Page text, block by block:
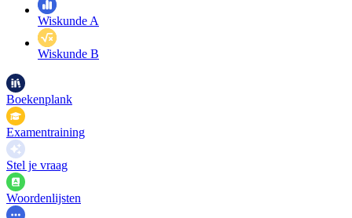
Wiskunde A
Wiskunde B
Boekenplank
Examentraining
Stel je vraag
Woordenlijsten